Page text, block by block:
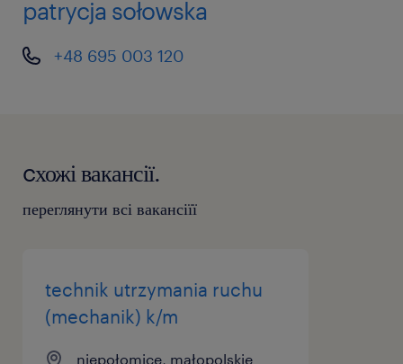
patrycja sołowska
+48 695 003 120
cхожі вакансії.
переглянути всі вакансіїї
technik utrzymania ruchu
(mechanik) k/m
niepołomice, małopolskie